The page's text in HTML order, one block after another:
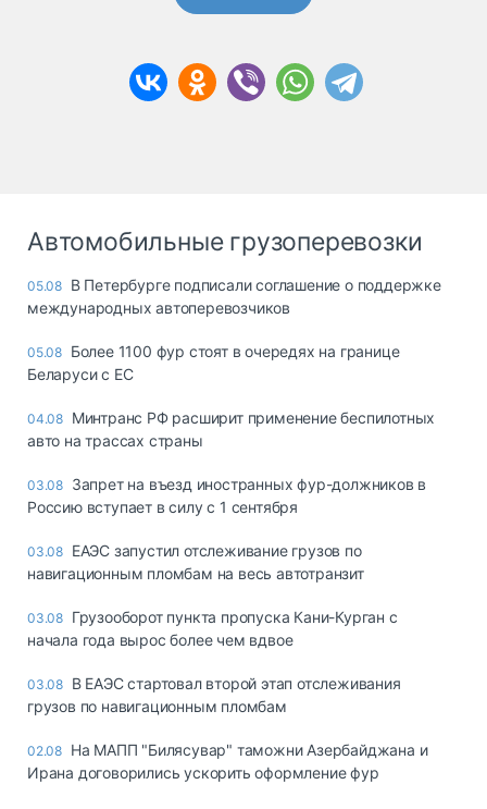
Автомобильные грузоперевозки
05.08 В Петербурге подписали соглашение о поддержке
международных автоперевозчиков
05.08 Более 1100 фур стоят в очередях на границе
Беларуси с ЕС
04.08 Минтранс РФ расширит применение беспилотных
авто на трассах страны
03.08 Запрет на въезд иностранных фур-должников в
Россию вступает в силу с 1 сентября
03.08 ЕАЭС запустил отслеживание грузов по
навигационным пломбам на весь автотранзит
03.08 Грузооборот пункта пропуска Кани-Курган с
начала года вырос более чем вдвое
03.08 В ЕАЭС стартовал второй этап отслеживания
грузов по навигационным пломбам
02.08 На МАПП "Билясувар" таможни Азербайджана и
Ирана договорились ускорить оформление фур